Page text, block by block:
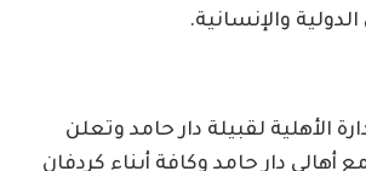
والإنسانية.
الأهلية لقبيلة دار حامد وتعلن
أهالي دار حامد وكافة أبناء كردفان